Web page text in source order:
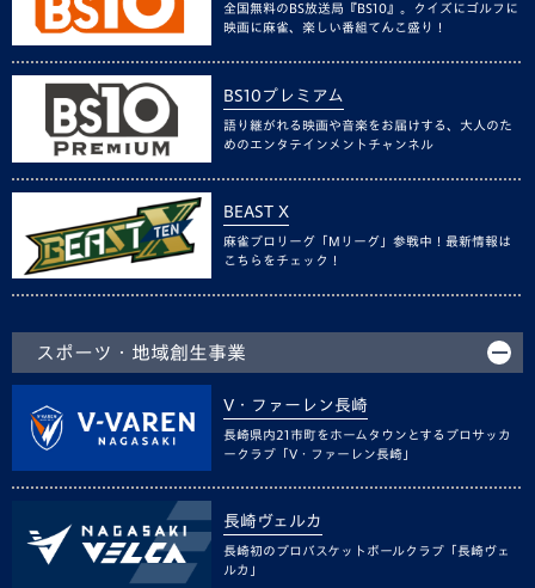
全国無料のBS放送局『BS10』。クイズにゴルフに
映画に麻雀、楽しい番組てんこ盛り！
BS10プレミアム
語り継がれる映画や音楽をお届けする、大人のた
めのエンタテインメントチャンネル
BEAST X
麻雀プロリーグ「Mリーグ」参戦中！最新情報は
こちらをチェック！
スポーツ・地域創生事業
V・ファーレン長崎
長崎県内21市町をホームタウンとするプロサッカ
ークラブ「V・ファーレン長崎」
長崎ヴェルカ
長崎初のプロバスケットボールクラブ「長崎ヴェ
ルカ」